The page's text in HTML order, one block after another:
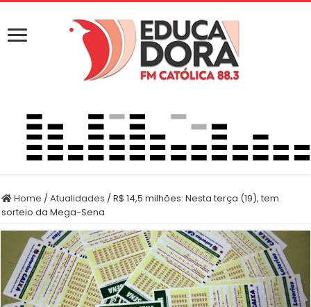
Home /Atualidades /R$ 14,5 milhões: Nesta terça (19), tem
sorteio da Mega-Sena